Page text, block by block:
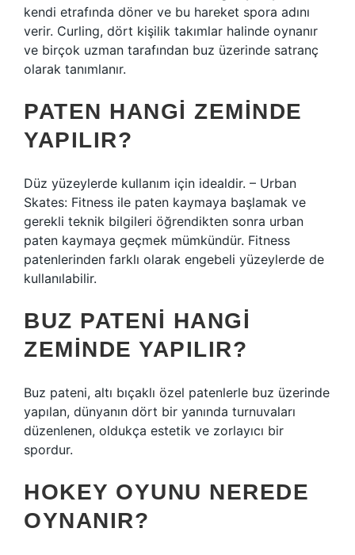
kendi etrafında döner ve bu hareket spora adını
verir. Curling, dört kişilik takımlar halinde oynanır
ve birçok uzman tarafından buz üzerinde satranç
olarak tanımlanır.
PATEN HANGI ZEMINDE
YAPILIR?
Düz yüzeylerde kullanım için idealdir. – Urban
Skates: Fitness ile paten kaymaya başlamak ve
gerekli teknik bilgileri öğrendikten sonra urban
paten kaymaya geçmek mümkündür. Fitness
patenlerinden farklı olarak engebeli yüzeylerde de
kullanılabilir.
BUZ PATENI HANGI
ZEMINDE YAPILIR?
Buz pateni, altı bıçaklı özel patenlerle buz üzerinde
yapılan, dünyanın dört bir yanında turnuvaları
düzenlenen, oldukça estetik ve zorlayıcı bir
spordur.
HOKEY OYUNU NEREDE
OYNANIR?